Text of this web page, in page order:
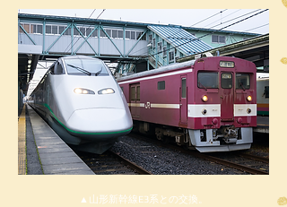
▲山形新幹線E3系との交換。